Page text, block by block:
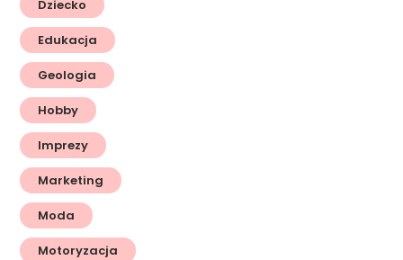
Dziecko
Edukacja
Geologia
Hobby
Imprezy
Marketing
Moda
Motoryzacja